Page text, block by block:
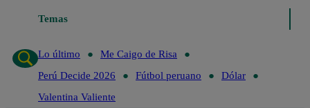
Temas
Lo último
Me Caigo de Risa
Perú Decide 2026
Fútbol peruano
Dólar
Valentina Valiente